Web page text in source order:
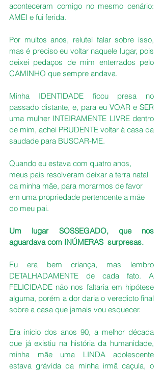
aconteceram comigo no mesmo cenário:
AMEI e fui ferida.
Por muitos anos, relutei falar sobre isso,
mas é preciso eu voltar naquele lugar, pois
deixei pedaços de mim enterrados pelo
CAMINHO que sempre andava.
Minha IDENTIDADE ficou presa no
passado distante, e, para eu VOAR e SER
uma mulher INTEIRAMENTE LIVRE dentro
de mim, achei PRUDENTE voltar à casa da
saudade para BUSCAR-ME.
Quando eu estava com quatro anos,
meus pais resolveram deixar a terra natal
da minha mãe, para morarmos de favor
em uma propriedade pertencente a mãe
do meu pai.
Um lugar SOSSEGADO, que nos
aguardava com INÚMERAS  surpresas.
Eu era bem criança, mas lembro
DETALHADAMENTE de cada fato. A
FELICIDADE não nos faltaria em hipótese
alguma, porém a dor daria o veredicto final
sobre a casa que jamais vou esquecer.
Era início dos anos 90, a melhor década
que já existiu na história da humanidade,
minha mãe uma LINDA adolescente
estava grávida da minha irmã caçula, o